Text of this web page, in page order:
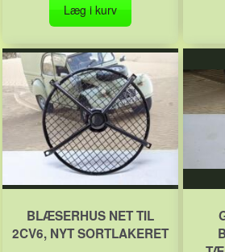
Læg i kurv
BLÆSERHUS NET TIL
2CV6, NYT SORTLAKERET